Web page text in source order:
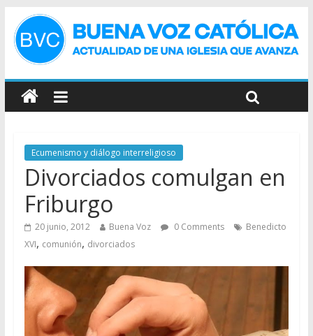
Ecumenismo y diálogo interreligioso
Divorciados comulgan en
Friburgo
20 junio, 2012 Buena Voz 0 Comments
Benedicto
XVI, comunión, divorciados